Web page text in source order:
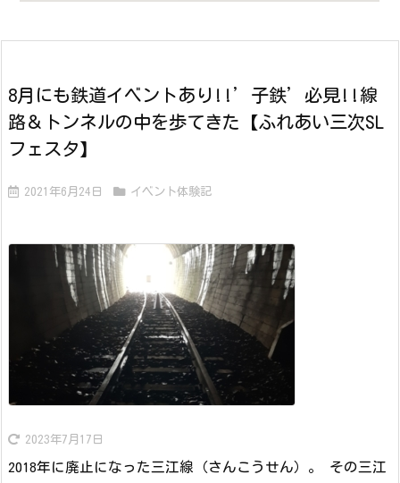
8月にも鉄道イベントあり!!’子鉄’必見!!線
路＆トンネルの中を歩てきた【ふれあい三次SL
フェスタ】
2021年6月24日 イベント体験記
2023年7月17日
2018年に廃止になった三江線（さんこうせん）。 その三江